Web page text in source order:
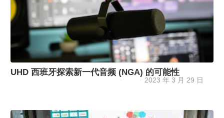
UHD 西班牙探索新一代音频 (NGA) 的可能性
2023 年 3 月 29 日